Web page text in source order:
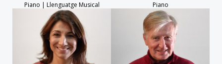
Piano | Llenguatge Musical Piano